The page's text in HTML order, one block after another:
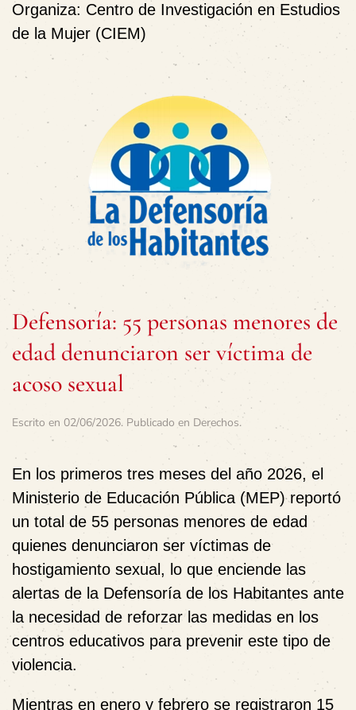
Organiza: Centro de Investigación en Estudios
de la Mujer (CIEM)
Defensoría: 55 personas menores de
edad denunciaron ser víctima de
acoso sexual
Escrito en 02/06/2026. Publicado en Derechos.
En los primeros tres meses del año 2026, el
Ministerio de Educación Pública (MEP) reportó
un total de 55 personas menores de edad
quienes denunciaron ser víctimas de
hostigamiento sexual, lo que enciende las
alertas de la Defensoría de los Habitantes ante
la necesidad de reforzar las medidas en los
centros educativos para prevenir este tipo de
violencia.
Mientras en enero y febrero se registraron 15